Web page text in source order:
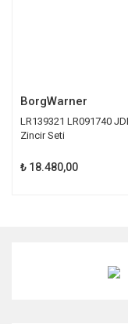
BorgWarner
LR139321 LR091740
Zincir Seti
₺ 18.480,00